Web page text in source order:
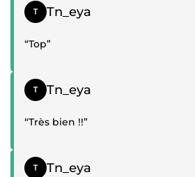
Témoignage positif
Tn_eya
“Top”
Témoignage positif
Tn_eya
“Très bien !!”
Témoignage positif
Tn_eya